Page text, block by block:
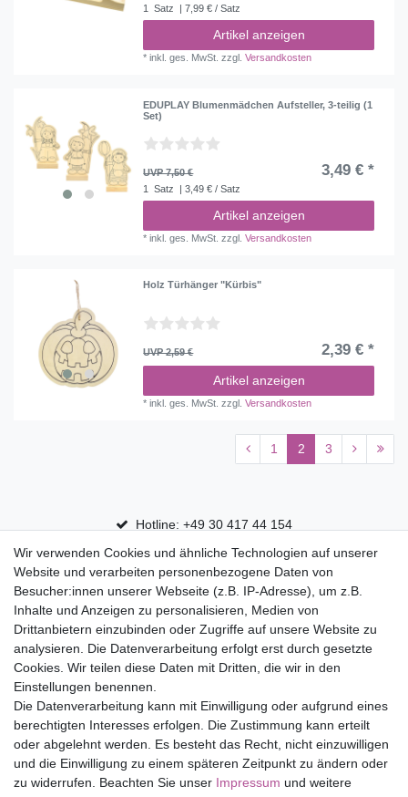
1 Satz | 7,99 € / Satz
Artikel anzeigen
*inkl. ges. MwSt. zzgl.Versandkosten
EDUPLAY Blumenmädchen Aufsteller, 3-teilig (1
Set)
UVP 7,50 € 3,49 € *
1 Satz | 3,49 € / Satz
Artikel anzeigen
*inkl. ges. MwSt. zzgl.Versandkosten
Holz Türhänger "Kürbis"
UVP 2,59 € 2,39 € *
Artikel anzeigen
*inkl. ges. MwSt. zzgl.Versandkosten
1 2 3
Hotline: +49 30 417 44 154
30 Tage Rückgaberecht
Versandfrei ab 75 € in Deutschland
Top Marken
Eduplay
Folia Bringmann
Shop
Mein Konto
Service
Wir verwenden Cookies und ähnliche Technologien auf unserer
Website und verarbeiten personenbezogene Daten von
Besucher:innen unserer Webseite (z.B. IP-Adresse), um z.B.
Inhalte und Anzeigen zu personalisieren, Medien von
Drittanbietern einzubinden oder Zugriffe auf unsere Website zu
analysieren. Die Datenverarbeitung erfolgt erst durch gesetzte
Cookies. Wir teilen diese Daten mit Dritten, die wir in den
Einstellungen benennen.
Die Datenverarbeitung kann mit Einwilligung oder aufgrund eines
berechtigten Interesses erfolgen. Die Zustimmung kann erteilt
oder abgelehnt werden. Es besteht das Recht, nicht einzuwilligen
und die Einwilligung zu einem späteren Zeitpunkt zu ändern oder
zu widerrufen. Beachten Sie unser Impressum und weitere